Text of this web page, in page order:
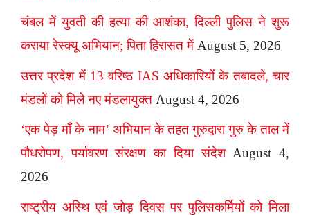
चंबल में युवती की हत्या की आशंका, दिल्ली पुलिस ने शुरू
कराया रेस्क्यू अभियान; पिता हिरासत में August 5, 2026
उत्तर प्रदेश में 13 वरिष्ठ IAS अधिकारियों के तबादले, चार
मंडलों को मिले नए मंडलायुक्त August 4, 2026
‘एक पेड़ माँ के नाम’ अभियान के तहत गुरुद्वारा गुरु के ताल में
पौधरोपण, पर्यावरण संरक्षण का दिया संदेश August 4,
2026
राष्ट्रीय अस्थि एवं जोड़ दिवस पर पुलिसकर्मियों को मिला